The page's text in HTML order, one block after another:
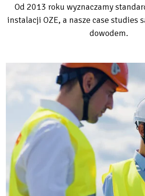
Od 2013 roku wyznaczamy
instalacji OZE, a nasze case studies
dowodem.